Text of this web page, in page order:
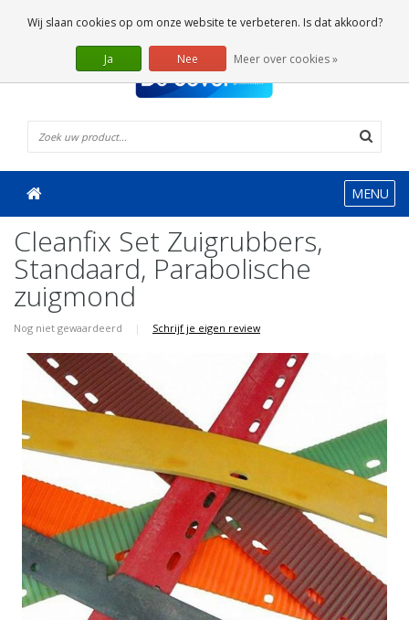
0 Artikelen
MENU
Cleanfix Set Zuigrubbers,
Standaard, Parabolische
zuigmond
Nog niet gewaardeerd | Schrijf je eigen review
Wij slaan cookies op om onze website te verbeteren. Is dat akkoord?
Ja Nee Meer over cookies »